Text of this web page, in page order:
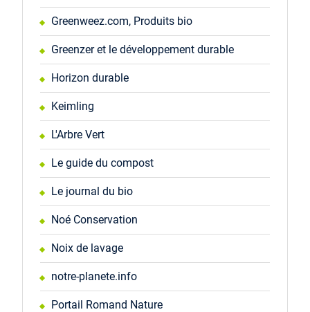
Greenweez.com, Produits bio
Greenzer et le développement durable
Horizon durable
Keimling
L'Arbre Vert
Le guide du compost
Le journal du bio
Noé Conservation
Noix de lavage
notre-planete.info
Portail Romand Nature